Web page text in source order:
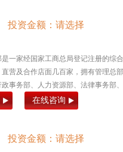
投资金额：请选择
一家经国家工商总局登记注册的综
直营及合作店面几百家，拥有管理总
事务部、人力资源部、法律事务部
在线咨询
投资金额：请选择